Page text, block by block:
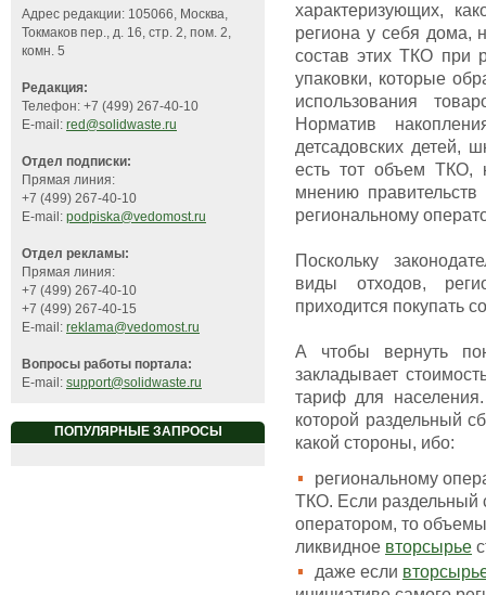
Адрес редакции: 105066, Москва,
Токмаков пер., д. 16, стр. 2, пом. 2,
комн. 5
Редакция:
Телефон: +7 (499) 267-40-10
E-mail: red@solidwaste.ru
Отдел подписки:
Прямая линия:
+7 (499) 267-40-10
E-mail: podpiska@vedomost.ru
Отдел рекламы:
Прямая линия:
+7 (499) 267-40-10
+7 (499) 267-40-15
E-mail: reklama@vedomost.ru
Вопросы работы портала:
E-mail: support@solidwaste.ru
ПОПУЛЯРНЫЕ ЗАПРОСЫ
характеризующих,
региона у себя дома,
состав этих ТКО при
упаковки, которые
использования
Норматив
детсадовских детей,
есть тот объем ТКО,
мнению
региональному
Поскольку
виды отходов,
приходится покупать
А чтобы вернуть
закладывает
тариф для
которой раздельный
какой стороны, ибо:
региональному
ТКО. Если раздельный
оператором, то
ликвидное вторсырье
даже если